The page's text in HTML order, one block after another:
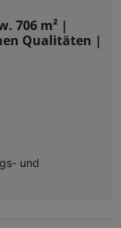
706 m² |
Qualitäten |
und